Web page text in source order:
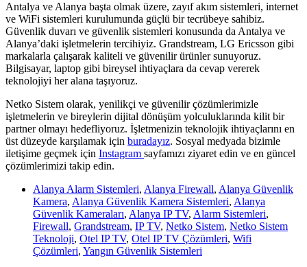
Antalya ve Alanya başta olmak üzere, zayıf akım sistemleri, internet
ve WiFi sistemleri kurulumunda güçlü bir tecrübeye sahibiz.
Güvenlik duvarı ve güvenlik sistemleri konusunda da Antalya ve
Alanya’daki işletmelerin tercihiyiz. Grandstream, LG Ericsson gibi
markalarla çalışarak kaliteli ve güvenilir ürünler sunuyoruz.
Bilgisayar, laptop gibi bireysel ihtiyaçlara da cevap vererek
teknolojiyi her alana taşıyoruz.
Netko Sistem olarak, yenilikçi ve güvenilir çözümlerimizle
işletmelerin ve bireylerin dijital dönüşüm yolculuklarında kilit bir
partner olmayı hedefliyoruz. İşletmenizin teknolojik ihtiyaçlarını en
üst düzeyde karşılamak için buradayız. Sosyal medyada bizimle
iletişime geçmek için Instagram sayfamızı ziyaret edin ve en güncel
çözümlerimizi takip edin.
Alanya Alarm Sistemleri, Alanya Firewall, Alanya Güvenlik
Kamera, Alanya Güvenlik Kamera Sistemleri, Alanya
Güvenlik Kameraları, Alanya IP TV, Alarm Sistemleri,
Firewall, Grandstream, IP TV, Netko Sistem, Netko Sistem
Teknoloji, Otel IP TV, Otel IP TV Çözümleri, Wifi
Çözümleri, Yangın Güvenlik Sistemleri